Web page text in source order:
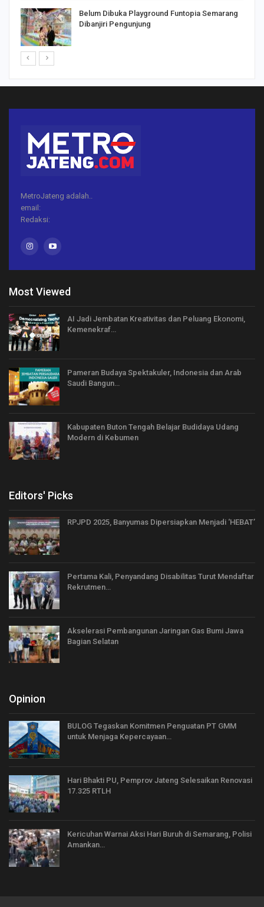
Belum Dibuka Playground Funtopia Semarang
Dibanjiri Pengunjung
MetroJateng adalah..
email:
Redaksi:
Most Viewed
AI Jadi Jembatan Kreativitas dan Peluang Ekonomi,
Kemenekraf…
Pameran Budaya Spektakuler, Indonesia dan Arab
Saudi Bangun…
Kabupaten Buton Tengah Belajar Budidaya Udang
Modern di Kebumen
Editors' Picks
RPJPD 2025, Banyumas Dipersiapkan Menjadi ‘HEBAT’
Pertama Kali, Penyandang Disabilitas Turut Mendaftar
Rekrutmen…
Akselerasi Pembangunan Jaringan Gas Bumi Jawa
Bagian Selatan
Opinion
BULOG Tegaskan Komitmen Penguatan PT GMM
untuk Menjaga Kepercayaan…
Hari Bhakti PU, Pemprov Jateng Selesaikan Renovasi
17.325 RTLH
Kericuhan Warnai Aksi Hari Buruh di Semarang, Polisi
Amankan…